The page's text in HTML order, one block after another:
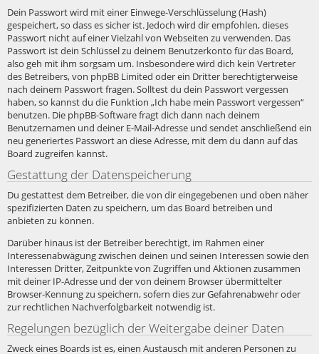
Dein Passwort wird mit einer Einwege-Verschlüsselung (Hash)
gespeichert, so dass es sicher ist. Jedoch wird dir empfohlen, dieses
Passwort nicht auf einer Vielzahl von Webseiten zu verwenden. Das
Passwort ist dein Schlüssel zu deinem Benutzerkonto für das Board,
also geh mit ihm sorgsam um. Insbesondere wird dich kein Vertreter
des Betreibers, von phpBB Limited oder ein Dritter berechtigterweise
nach deinem Passwort fragen. Solltest du dein Passwort vergessen
haben, so kannst du die Funktion „Ich habe mein Passwort vergessen“
benutzen. Die phpBB-Software fragt dich dann nach deinem
Benutzernamen und deiner E-Mail-Adresse und sendet anschließend ein
neu generiertes Passwort an diese Adresse, mit dem du dann auf das
Board zugreifen kannst.
Gestattung der Datenspeicherung
Du gestattest dem Betreiber, die von dir eingegebenen und oben näher
spezifizierten Daten zu speichern, um das Board betreiben und
anbieten zu können.
Darüber hinaus ist der Betreiber berechtigt, im Rahmen einer
Interessenabwägung zwischen deinen und seinen Interessen sowie den
Interessen Dritter, Zeitpunkte von Zugriffen und Aktionen zusammen
mit deiner IP-Adresse und der von deinem Browser übermittelter
Browser-Kennung zu speichern, sofern dies zur Gefahrenabwehr oder
zur rechtlichen Nachverfolgbarkeit notwendig ist.
Regelungen bezüglich der Weitergabe deiner Daten
Zweck eines Boards ist es, einen Austausch mit anderen Personen zu